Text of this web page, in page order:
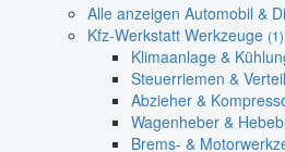
Alle anzeigen Automobil &
Kfz-Werkstatt Werkzeuge (1)
Klimaanlage &
Steuerriemen &
Abzieher &
Wagenheber &
Brems- &